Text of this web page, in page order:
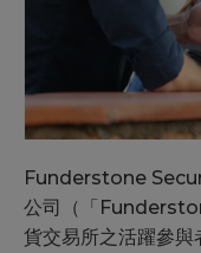
Funderstone
公司（「
貨交易所之活躍參